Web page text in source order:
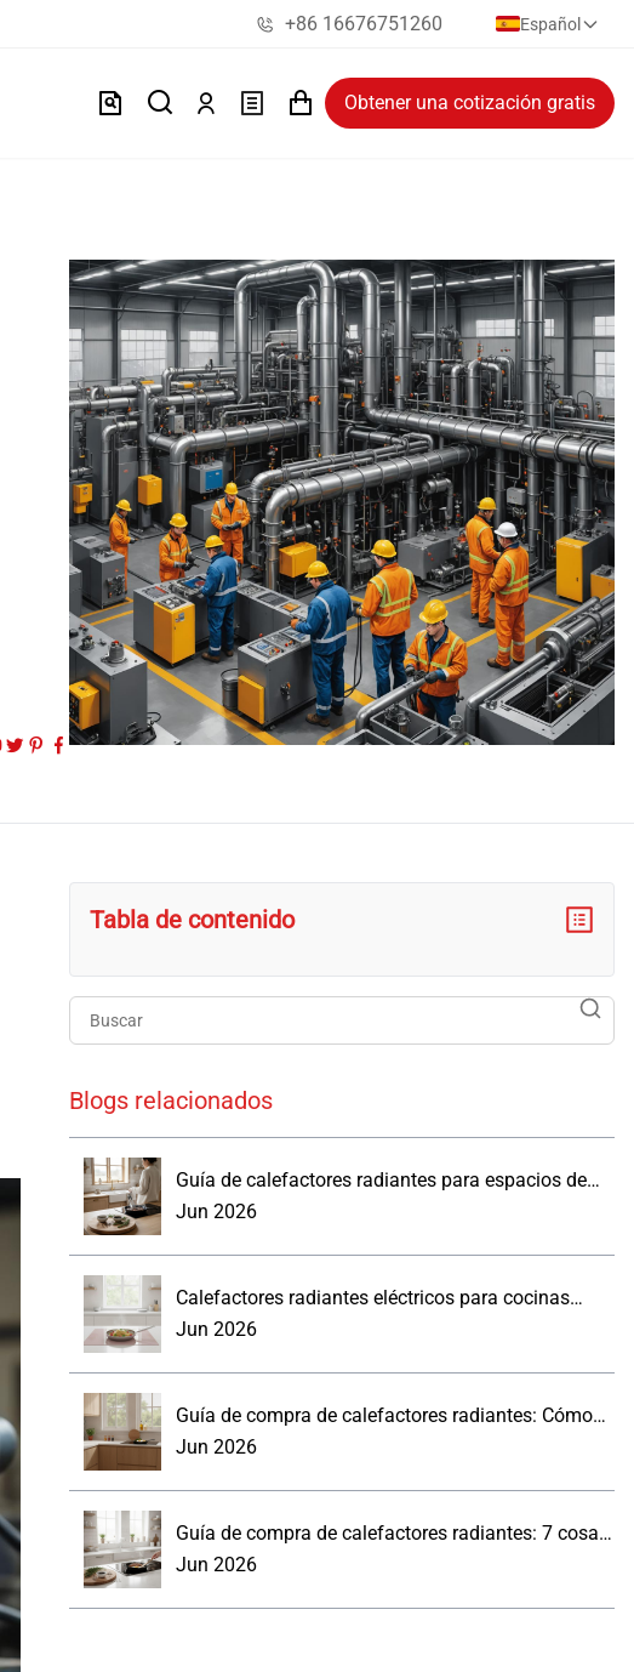
+86 16676751260 Español
Obtener una cotización gratis
Tabla de contenido
Buscar
Blogs relacionados
Guía de calefactores radiantes para espacios de
trabajo reales
Jun 2026
Calefactores radiantes eléctricos para cocinas
modernas: lo que los compradores deben saber.
Jun 2026
Guía de compra de calefactores radiantes: Cómo
elegir un panel de pared para la cocina
Jun 2026
Guía de compra de calefactores radiantes: 7 cosas
prácticas que debes saber
Jun 2026